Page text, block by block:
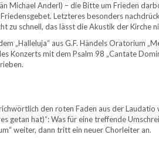
Michael Anderl) – die Bitte um Frieden
Letzteres besonders
zu schnell, das lässt die Akustik der Kirche
„Halleluja“ aus G.F. Händels Oratorium
Konzerts mit dem Psalm 98 „Cantate
den roten Faden aus der Laudatio
getan hat)“: Was für eine treffende
weiter, dann tritt ein neuer Chorleiter an.